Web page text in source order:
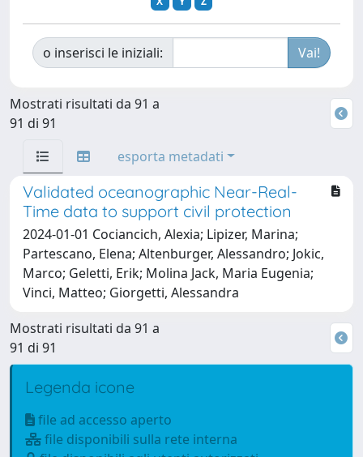
o inserisci le iniziali:
Mostrati risultati da 91 a
91 di 91
esporta metadati
Validated oceanographic Near-Real-
Time data to support civil protection
2024-01-01 Cociancich, Alexia; Lipizer, Marina;
Partescano, Elena; Altenburger, Alessandro; Jokic,
Marco; Geletti, Erik; Molina Jack, Maria Eugenia;
Vinci, Matteo; Giorgetti, Alessandra
Mostrati risultati da 91 a
91 di 91
Legenda icone
file ad accesso aperto
file disponibili sulla rete interna